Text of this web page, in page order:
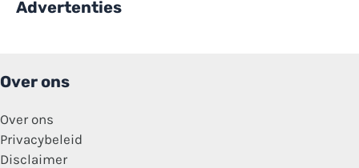
Advertenties
Over ons
Over ons
Privacybeleid
Disclaimer